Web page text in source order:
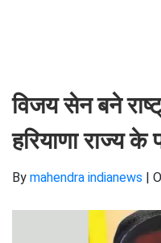
विजय सेन बने
हरियाणा राज्य के
By mahendra indianews |